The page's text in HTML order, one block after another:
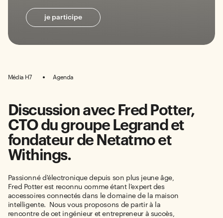
je participe
Média H7 Agenda
Discussion avec Fred Potter,
CTO du groupe Legrand et
fondateur de Netatmo et
Withings.
Passionné d'électronique depuis son plus jeune âge,
Fred Potter est reconnu comme étant l'expert des
accessoires connectés dans le domaine de la maison
intelligente. Nous vous proposons de partir à la
rencontre de cet ingénieur et entrepreneur à succès,